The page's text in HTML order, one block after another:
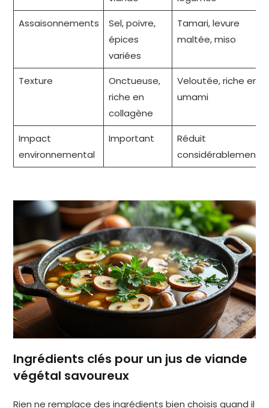
Assaisonnements
Sel, poivre,
épices
variées
Tamari, levure
maltée, miso
Texture
Onctueuse,
riche en
collagène
Veloutée, riche en
umami
Impact
environnemental
Important
Réduit
considérablement
Ingrédients clés pour un jus de viande
végétal savoureux
Rien ne remplace des ingrédients bien choisis quand il